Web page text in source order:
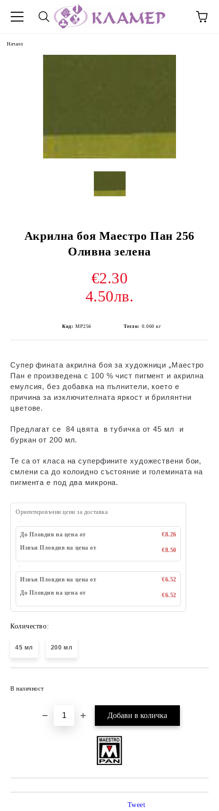
Начало
Акрилна боя Маестро Пан 256
Оливна зелена
€2.30
4.50лв.
Код: MP256 Тегло: 0.060 кг
Супер фината акрилна боя за художници „Маестро
Пан е произведена с 100 % чист пигмент и акрилна
емулсия, без добавка на пълнители, което е
причина за изключителната яркост и брилянтни
цветове.
Предлагат се 84 цвята в тубичка от 45 мл и
буркан от 200 мл.
Те са от класа на суперфините художествени бои,
смлени са до колоидно състояние и големината на
пигмента е под два микрона.
Ориентировъчни цени за доставка
До Пловдив на цена от
€8.26
Извън Пловдив на цена от
€8.50
Извън Пловдив на цена от
€6.52
До Пловдив на цена от
€6.52
Количество:
45 мл 200 мл
В наличност
Tweet